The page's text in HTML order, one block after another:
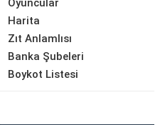
Oyuncular
Harita
Zıt Anlamlısı
Banka Şubeleri
Boykot Listesi